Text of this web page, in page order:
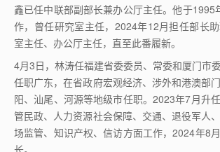
鑫已任中联部副部长兼办公厅主任。他于1995
作，曾任研究室主任，2024年12月担任部长
室主任、办公厅主任，直至此番履新。
4月3日，林涛任福建省委委员、常委和厦门市
任职广东，在省政府宏观经济、涉外和港澳部
阳、汕尾、河源等地级市任职。2023年7月升
管民政、人力资源社会保障、交通、退役军人
场监管、知识产权、信访方面工作，2024年8
长。